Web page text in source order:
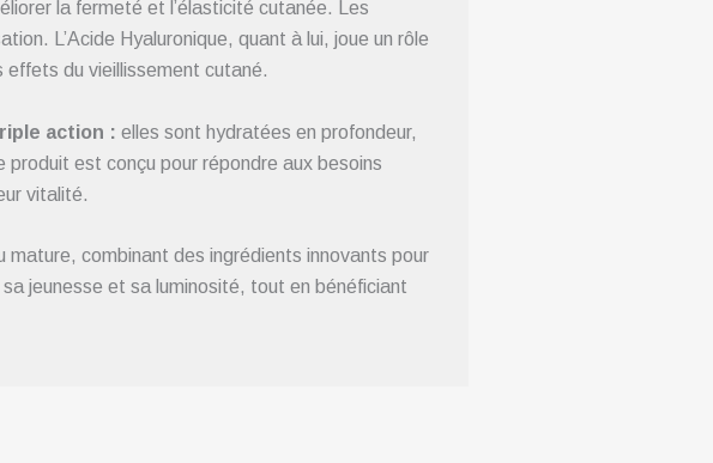
la fermeté et l’élasticité cutanée. Les
L’Acide Hyaluronique, quant à lui, joue un rôle
effets du vieillissement cutané.
action : elles sont hydratées en profondeur,
est conçu pour répondre aux besoins
vitalité.
mature, combinant des ingrédients innovants pour
jeunesse et sa luminosité, tout en bénéficiant